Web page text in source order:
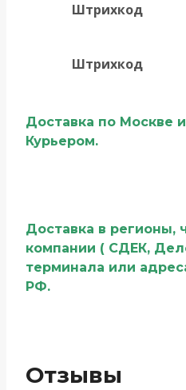
Штрихкод
Штрихкод
Доставка по Москве
Курьером.
Доставка в регионы,
компании ( СДЕК,
терминала или
РФ.
Отзывы